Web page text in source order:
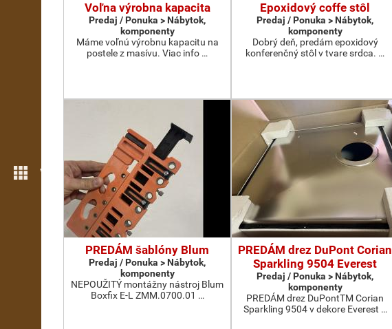
Viac možností
Voľna výrobna kapacita
Predaj / Ponuka > Nábytok,
komponenty
Máme voľnú výrobnu kapacitu na
postele z masívu. Viac info …
Epoxidový coffe stôl
Predaj / Ponuka > Nábytok,
komponenty
Dobrý deň, predám epoxidový
konferenčný stôl v tvare srdca. …
PREDÁM šablóny Blum
Predaj / Ponuka > Nábytok,
komponenty
NEPOUŽITÝ montážny nástroj Blum
Boxfix E-L ZMM.0700.01 …
PREDÁM drez DuPont Corian
Sparkling 9504 Everest
Predaj / Ponuka > Nábytok,
komponenty
PREDÁM drez DuPontTM Corian
Sparkling 9504 v dekore Everest …